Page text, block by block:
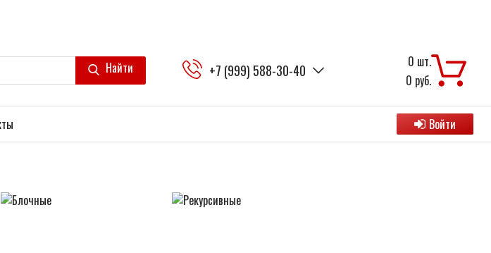
Найти +7 (999) 588-30-40 0 шт.
0 руб.
Войти